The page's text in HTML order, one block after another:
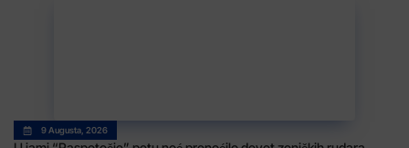
9 Augusta, 2026